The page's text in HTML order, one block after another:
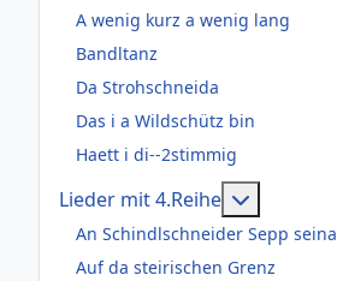
A wenig kurz a wenig lang
Bandltanz
Da Strohschneida
Das i a Wildschütz bin
Haett i di--2stimmig
Lieder mit 4.Reihe
An Schindlschneider Sepp seina
Auf da steirischen Grenz